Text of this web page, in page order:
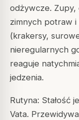
odżywcze. Zupy,
zimnych potraw
(krakersy,
nieregularnych
reaguje
jedzenia.
Rutyna: Stałość
Vata.